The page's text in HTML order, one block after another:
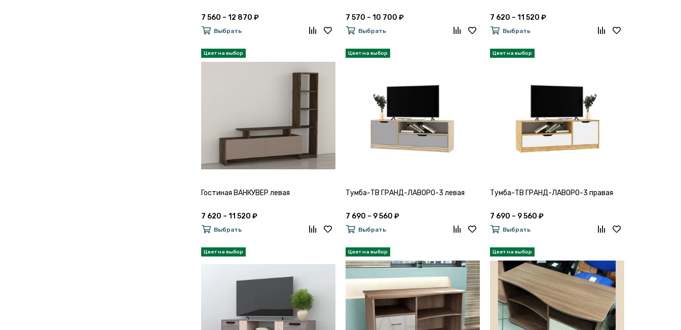
7 560 – 12 870 ₽
Выбрать
7 570 – 10 700 ₽
Выбрать
7 620 – 11 520 ₽
Выбрать
Гостиная ВАНКУВЕР левая
7 620 – 11 520 ₽
Выбрать
Тумба-ТВ ГРАНД-ЛАВОРО-3 левая
7 690 – 9 560 ₽
Выбрать
Тумба-ТВ ГРАНД-ЛАВОРО-3 правая
7 690 – 9 560 ₽
Выбрать